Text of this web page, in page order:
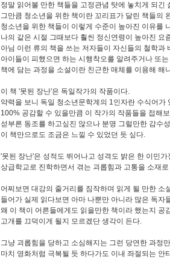
정말 읽어볼 만한 책들을 고정관념 탓에 놓치게 되긴
그만큼 청소년을 위한 책이란 꼬리표가 달린 책들의
청소년을 위한 책들이 이렇게 수준이 높아진 이유를
나의 같은 시절 그때보다 훨씬 정신연령이 높아진 요
아님 이런 류의 책을 쓰는 저자들이 자신들의 철학과
아이들이 피했으면 하는 시행착오를 알려주거나 또
책에 담는 과정을 소설이란 친근한 매체를 이용해 해
이 책 '못된 장난'은 독일작가의 작품이다.
약력을 보니 독일 청소년문학계의 1인자란 수식어가
100% 공감할 수 있을만큼 이 작가의 작품들을 접해
섣부른 동조를 하고싶진 않으나 분명 그럴만한 감수
이 책만으로도 조금은 느낄 수 있었던 듯 싶다.
'못된 장난'은 성적도 뛰어나고 성격도 밝은 한 이민가
상급학교로 진학하면서 겪는 괴롭힘과 고통을 소재
어찌보면 대강의 줄거리를 짐작하며 읽게 될 만한 소
들어가 실제 읽다보면 아마 나뿐만 아니라 많은 독자
왜 이 책이 어른들에게도 읽을만한 책이라 했는지 공
고개를 끄덕이게 될지 모르겠단 생각이 든다.
그냥 괴롭힘을 당하고 소심해지는 그런 당연한 과정
마치 영화처럼 극복될 듯 하다가도 이내 좌절되는 안